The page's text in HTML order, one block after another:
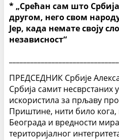
* „Срећан сам што
другом, него свом
Јер, када немате своју
независност“
ПРЕДСЕДНИК Србије
Србија самит несврстаних
искористила за прљаву
Приштине, нити било кога,
Београда и вредности
територијалног